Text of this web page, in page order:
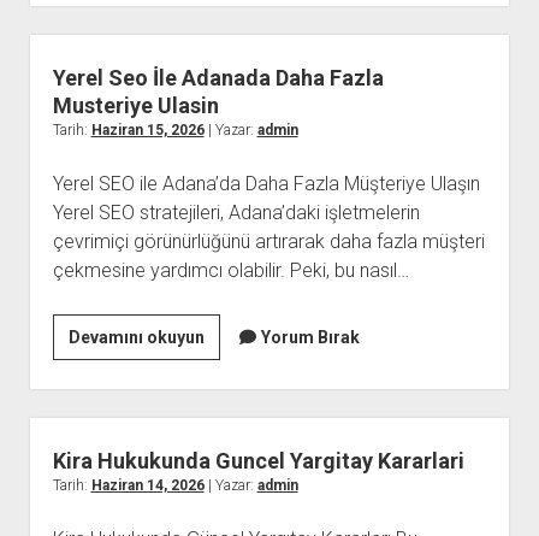
İle
Ogun
Planlama
Yerel Seo İle Adanada Daha Fazla
Musteriye Ulasin
Tarih: Haziran 15, 2026| Yazar: admin
Yerel SEO ile Adana’da Daha Fazla Müşteriye Ulaşın
Yerel SEO stratejileri, Adana’daki işletmelerin
çevrimiçi görünürlüğünü artırarak daha fazla müşteri
çekmesine yardımcı olabilir. Peki, bu nasıl…
Devamını okuyunYerel
Seo
İle
Adanada
Daha
Fazla
Yorum Bırak
Kira Hukukunda Guncel Yargitay Kararlari
Tarih: Haziran 14, 2026| Yazar: admin